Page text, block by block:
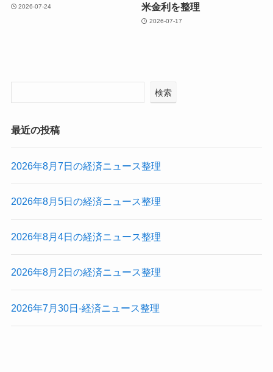
2026-07-24
米金利を整理
2026-07-17
検索
最近の投稿
2026年8月7日の経済ニュース整理
2026年8月5日の経済ニュース整理
2026年8月4日の経済ニュース整理
2026年8月2日の経済ニュース整理
2026年7月30日-経済ニュース整理